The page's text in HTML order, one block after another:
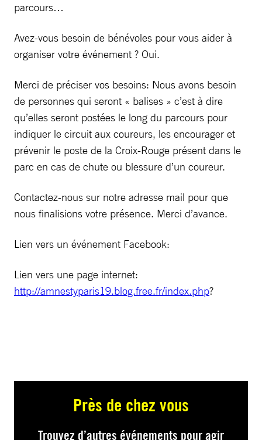
parcours…
Avez-vous besoin de bénévoles pour vous aider à
organiser votre événement ? Oui.
Merci de préciser vos besoins: Nous avons besoin
de personnes qui seront « balises » c’est à dire
qu’elles seront postées le long du parcours pour
indiquer le circuit aux coureurs, les encourager et
prévenir le poste de la Croix-Rouge présent dans le
parc en cas de chute ou blessure d’un coureur.
Contactez-nous sur notre adresse mail pour que
nous finalisions votre présence. Merci d’avance.
Lien vers un événement Facebook:
Lien vers une page internet:
http://amnestyparis19.blog.free.fr/index.php?
Près de chez vous
Trouvez d’autres événements pour agir